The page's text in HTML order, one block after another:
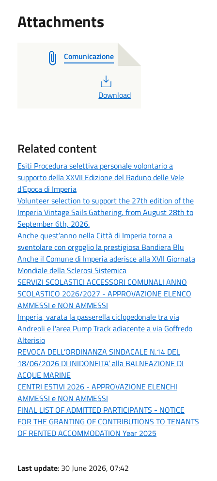
Attachments
Comunicazione
PDF
Download
Related content
Esiti Procedura selettiva personale volontario a
supporto della XXVII Edizione del Raduno delle Vele
d'Epoca di Imperia
Volunteer selection to support the 27th edition of the
Imperia Vintage Sails Gathering, from August 28th to
September 6th, 2026.
Anche quest’anno nella Città di Imperia torna a
sventolare con orgoglio la prestigiosa Bandiera Blu
Anche il Comune di Imperia aderisce alla XVII Giornata
Mondiale della Sclerosi Sistemica
SERVIZI SCOLASTICI ACCESSORI COMUNALI ANNO
SCOLASTICO 2026/2027 - APPROVAZIONE ELENCO
AMMESSI e NON AMMESSI
Imperia, varata la passerella ciclopedonale tra via
Andreoli e l'area Pump Track adiacente a via Goffredo
Alterisio
REVOCA DELL’ORDINANZA SINDACALE N.14 DEL
18/06/2026 DI INIDONEITA’ alla BALNEAZIONE DI
ACQUE MARINE
CENTRI ESTIVI 2026 - APPROVAZIONE ELENCHI
AMMESSI e NON AMMESSI
FINAL LIST OF ADMITTED PARTICIPANTS - NOTICE
FOR THE GRANTING OF CONTRIBUTIONS TO TENANTS
OF RENTED ACCOMMODATION Year 2025
Last update: 30 June 2026, 07:42